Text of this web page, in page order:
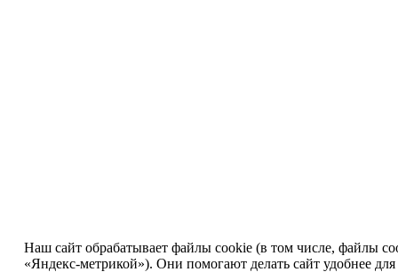
Наш сайт обрабатывает файлы cookie (в том числе, файлы
«Яндекс-метрикой»). Они помогают делать сайт удобнее